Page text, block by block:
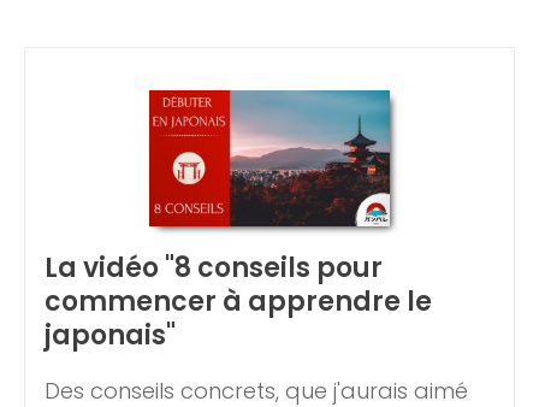
La vidéo "8 conseils pour
commencer à apprendre le
japonais"
Des conseils concrets, que j'aurais aimé